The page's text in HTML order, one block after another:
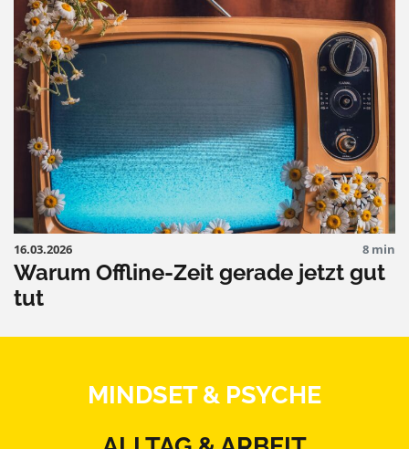
16.03.2026 8 min
Warum Offline-Zeit gerade jetzt gut
tut
MINDSET & PSYCHE